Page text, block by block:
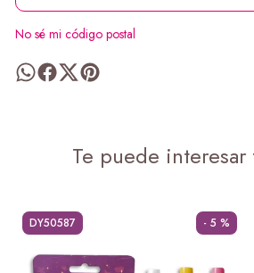
No sé mi código postal
Te puede interesar
DY50587 - 5 %